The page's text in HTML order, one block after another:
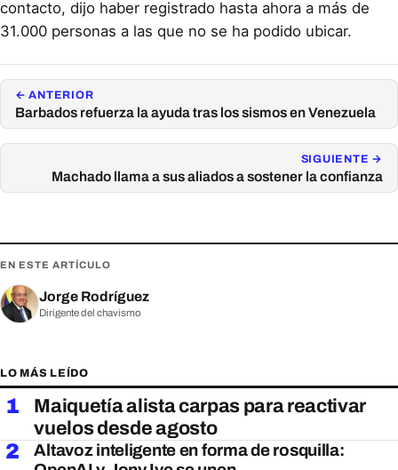
contacto, dijo haber registrado hasta ahora a más de
31.000 personas a las que no se ha podido ubicar.
← ANTERIOR
Barbados refuerza la ayuda tras los sismos en Venezuela
SIGUIENTE →
Machado llama a sus aliados a sostener la confianza
EN ESTE ARTÍCULO
Jorge Rodríguez
Dirigente del chavismo
LO MÁS LEÍDO
1
Maiquetía alista carpas para reactivar
vuelos desde agosto
2
Altavoz inteligente en forma de rosquilla: